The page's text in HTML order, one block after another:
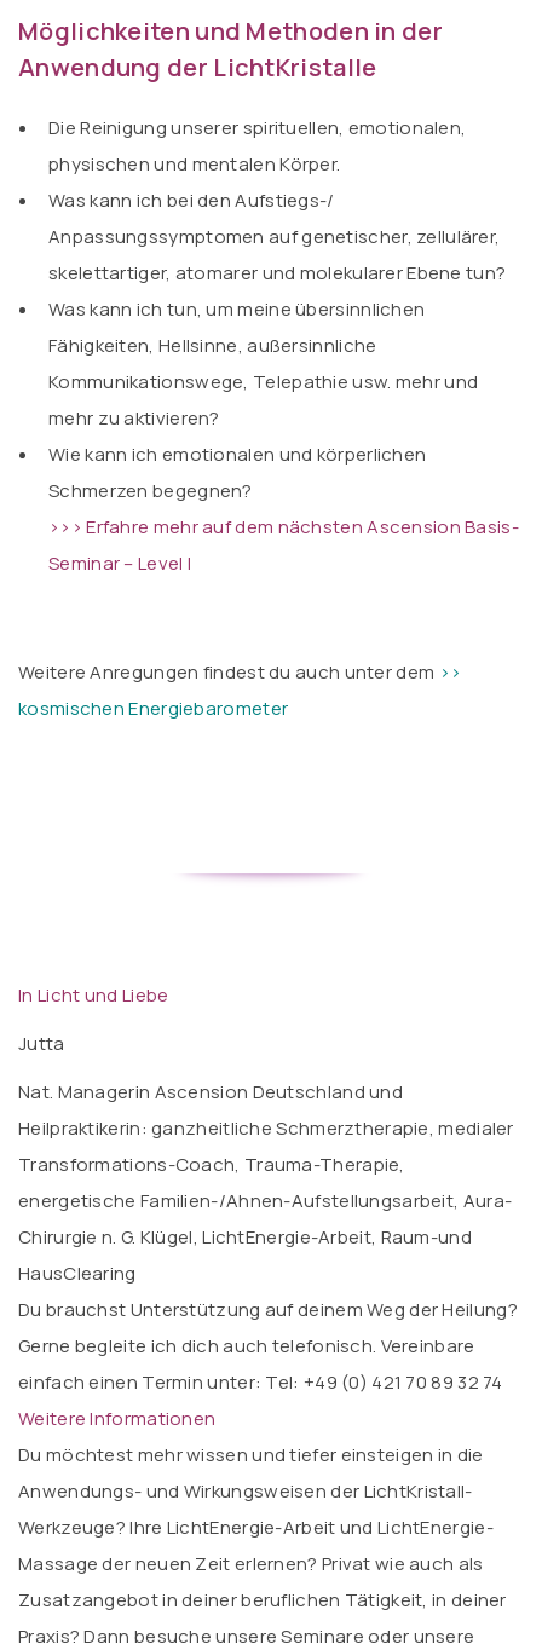
Möglichkeiten und Methoden in der
Anwendung der LichtKristalle
Die Reinigung unserer spirituellen, emotionalen,
physischen und mentalen Körper.
Was kann ich bei den Aufstiegs-/
Anpassungssymptomen auf genetischer, zellulärer,
skelettartiger, atomarer und molekularer Ebene tun?
Was kann ich tun, um meine übersinnlichen
Fähigkeiten, Hellsinne, außersinnliche
Kommunikationswege, Telepathie usw. mehr und
mehr zu aktivieren?
Wie kann ich emotionalen und körperlichen
Schmerzen begegnen?
>>> Erfahre mehr auf dem nächsten Ascension Basis-
Seminar – Level I
Weitere Anregungen findest du auch unter dem >>
kosmischen Energiebarometer
In Licht und Liebe
Jutta
Nat. Managerin Ascension Deutschland und
Heilpraktikerin: ganzheitliche Schmerztherapie, medialer
Transformations-Coach, Trauma-Therapie,
energetische Familien-/Ahnen-Aufstellungsarbeit, Aura-
Chirurgie n. G. Klügel, LichtEnergie-Arbeit, Raum-und
HausClearing
Du brauchst Unterstützung auf deinem Weg der Heilung?
Gerne begleite ich dich auch telefonisch. Vereinbare
einfach einen Termin unter: Tel: +49 (0) 421 70 89 32 74
Weitere Informationen
Du möchtest mehr wissen und tiefer einsteigen in die
Anwendungs- und Wirkungsweisen der LichtKristall-
Werkzeuge? Ihre LichtEnergie-Arbeit und LichtEnergie-
Massage der neuen Zeit erlernen? Privat wie auch als
Zusatzangebot in deiner beruflichen Tätigkeit, in deiner
Praxis? Dann besuche unsere Seminare oder unsere